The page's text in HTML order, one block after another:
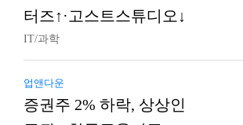
터즈↑·고스트스튜디오↓
IT/과학
업앤다운
증권주 2% 하락, 상상인